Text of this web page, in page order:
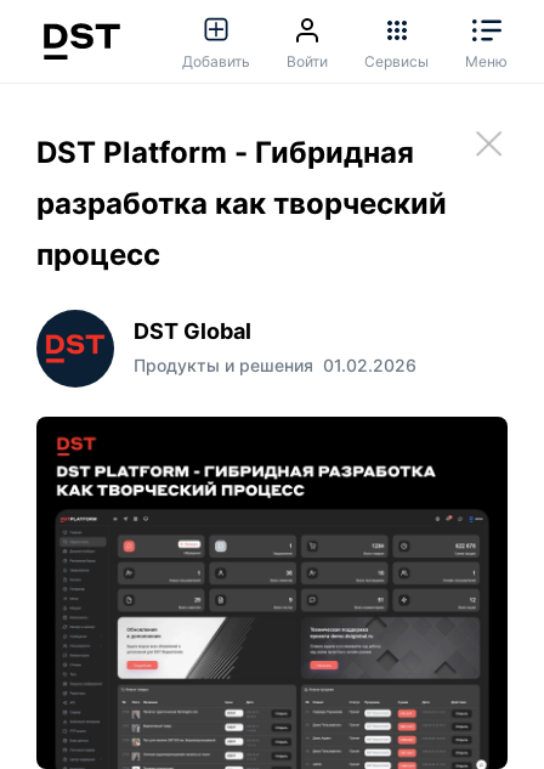
Добавить Войти Сервисы Меню
DST Platform - Гибридная
разработка как творческий
процесс
DST Global
Продукты и решения 01.02.2026